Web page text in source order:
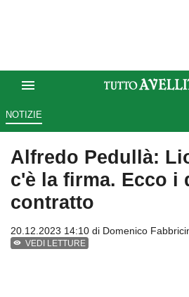
NOTIZIE
Alfredo Pedullà:
c'è la firma. Ecco i
contratto
20.12.2023 14:10 di Domenico
VEDI LETTURE